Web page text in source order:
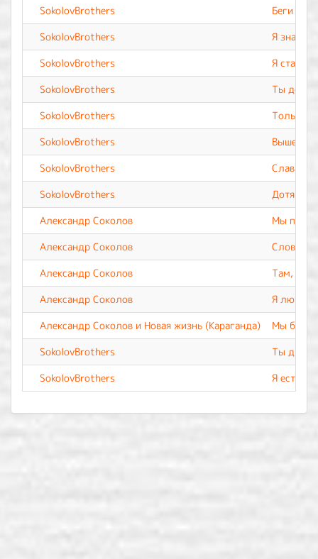
SokolovBrothers
Беги
SokolovBrothers
Я знаю
SokolovBrothers
Я стану
SokolovBrothers
Ты
SokolovBrothers
Только
SokolovBrothers
Выше
SokolovBrothers
Слава
SokolovBrothers
Дотянусь
Александр Соколов
Мы
Александр Соколов
Слово
Александр Соколов
Там, где
Александр Соколов
Я люблю
Александр Соколов и Новая жизнь (Караганда)
Мы
SokolovBrothers
Ты
SokolovBrothers
Я есть